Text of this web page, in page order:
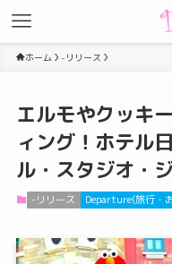
ホーム -リリース
エルモやクッキ
ィング！ホテル
ル・スタジオ・
-リリース Departure(旅行・